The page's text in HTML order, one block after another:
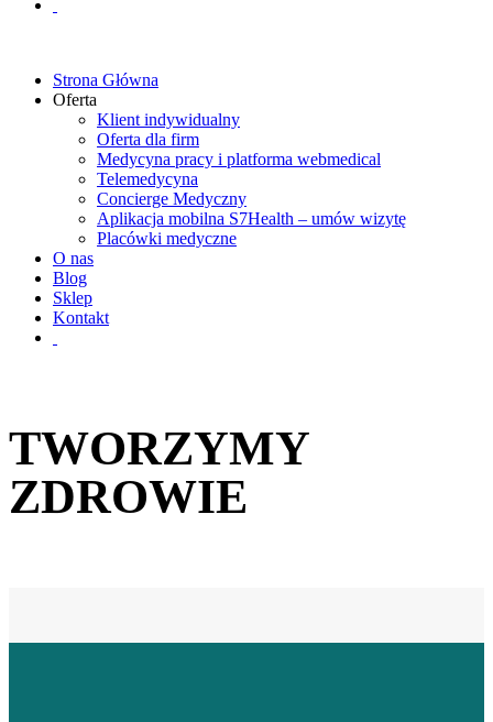
Strona Główna
Oferta
Klient indywidualny
Oferta dla firm
Medycyna pracy i platforma webmedical
Telemedycyna
Concierge Medyczny
Aplikacja mobilna S7Health – umów wizytę
Placówki medyczne
O nas
Blog
Sklep
Kontakt
TWORZYMY
ZDROWIE